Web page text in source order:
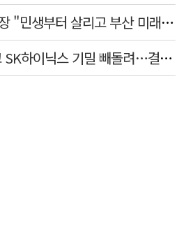
강무길 부산시의회 의장 "민생부터 살리고 부산 미래 준비하겠다"
중국 회사 이직 노리고 SK하이닉스 기밀 빼돌려…결국 실형